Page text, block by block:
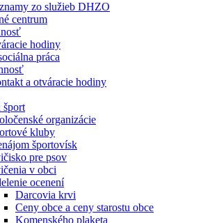
zo služieb DHZO
centrum
hodiny
práca
a otváracie hodiny
šport
organizácie
kluby
športovísk
pre psov
v obci
ocenení
Darcovia krvi
Ceny obce a ceny starostu obce
Komenského plaketa